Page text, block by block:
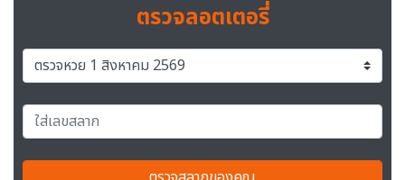
ตรวจลอตเตอรี่